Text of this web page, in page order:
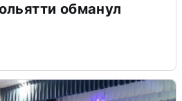
обманул